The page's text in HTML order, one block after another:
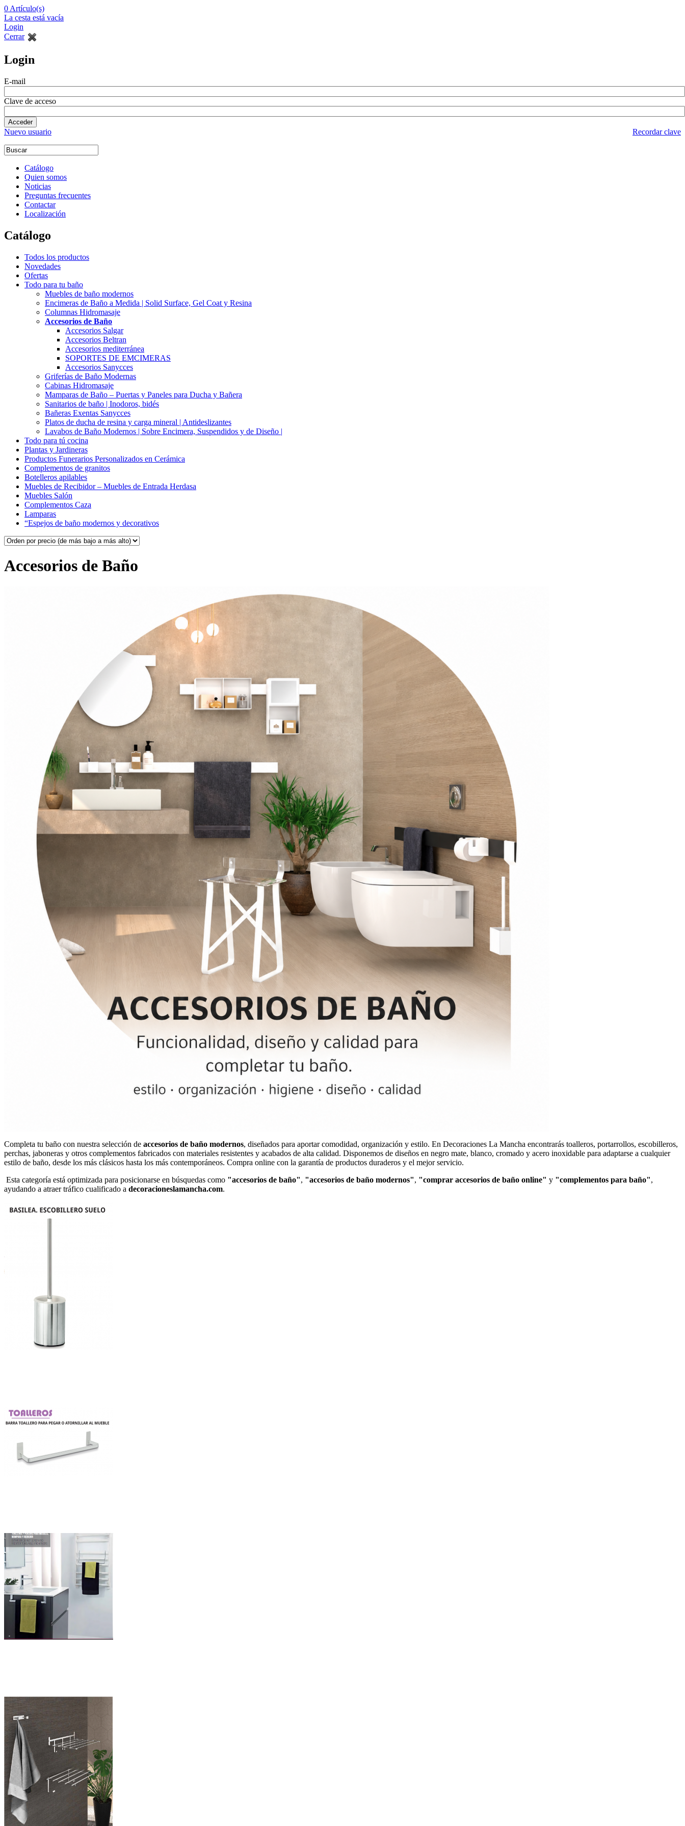
0 Artículo(s)
La cesta está vacía
Login
Cerrar
Login
E-mail
Clave de acceso
Nuevo usuario Recordar clave
Catálogo
Quien somos
Noticias
Preguntas frecuentes
Contactar
Localización
Catálogo
Todos los productos
Novedades
Ofertas
Todo para tu baño
Muebles de baño modernos
Encimeras de Baño a Medida | Solid Surface, Gel Coat y Resina
Columnas Hidromasaje
Accesorios de Baño
Accesorios Salgar
Accesorios Beltran
Accesorios mediterránea
SOPORTES DE EMCIMERAS
Accesorios Sanycces
Griferías de Baño Modernas
Cabinas Hidromasaje
Mamparas de Baño – Puertas y Paneles para Ducha y Bañera
Sanitarios de baño | Inodoros, bidés
Bañeras Exentas Sanycces
Platos de ducha de resina y carga mineral | Antideslizantes
Lavabos de Baño Modernos | Sobre Encimera, Suspendidos y de Diseño |
Todo para tú cocina
Plantas y Jardineras
Productos Funerarios Personalizados en Cerámica
Complementos de granitos
Botelleros apilables
Muebles de Recibidor – Muebles de Entrada Herdasa
Muebles Salón
Complementos Caza
Lamparas
“Espejos de baño modernos y decorativos
Accesorios de Baño
Completa tu baño con nuestra selección de accesorios de baño modernos, diseñados para aportar comodidad, organización y estilo. En Decoraciones La Mancha encontrarás toalleros, portarrollos, escobilleros,
perchas, jaboneras y otros complementos fabricados con materiales resistentes y acabados de alta calidad. Disponemos de diseños en negro mate, blanco, cromado y acero inoxidable para adaptarse a cualquier
estilo de baño, desde los más clásicos hasta los más contemporáneos. Compra online con la garantía de productos duraderos y el mejor servicio.
Esta categoría está optimizada para posicionarse en búsquedas como "accesorios de baño", "accesorios de baño modernos", "comprar accesorios de baño online" y "complementos para baño",
ayudando a atraer tráfico cualificado a decoracioneslamancha.com.